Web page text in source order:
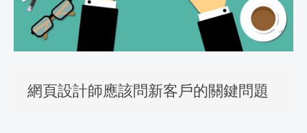
網頁設計師應該問新客戶的關鍵問題